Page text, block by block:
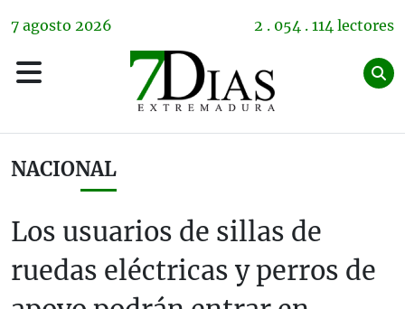
7 agosto 2026 2 . 054 . 114 lectores
NACIONAL
Los usuarios de sillas de
ruedas eléctricas y perros de